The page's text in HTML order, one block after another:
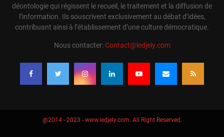
déontologie qui régissent le recueil, le traitement et la diffusion de
l’information. Ils souscrivent exclusivement au débat d’idées,
contribuant ainsi à l’établissement d’une culture démocratique.
Nous contacter:Contact@ledjely.com
@2014 - 2023 - www.ledjely.com. All Right Reserved.